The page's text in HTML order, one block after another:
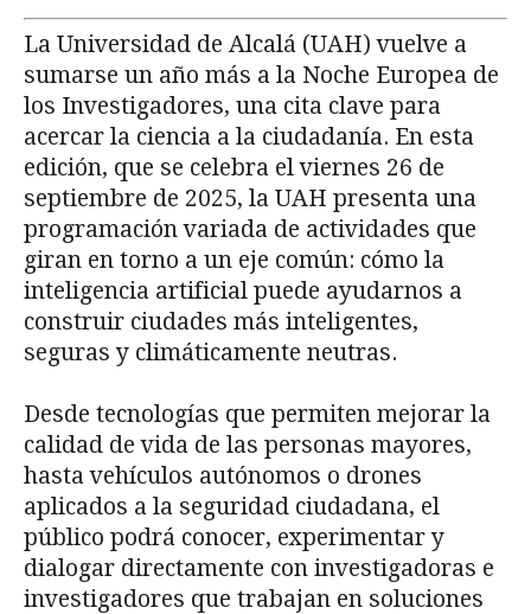
La Universidad de Alcalá (UAH) vuelve a
sumarse un año más a la Noche Europea de
los Investigadores, una cita clave para
acercar la ciencia a la ciudadanía. En esta
edición, que se celebra el viernes 26 de
septiembre de 2025, la UAH presenta una
programación variada de actividades que
giran en torno a un eje común: cómo la
inteligencia artificial puede ayudarnos a
construir ciudades más inteligentes,
seguras y climáticamente neutras.
Desde tecnologías que permiten mejorar la
calidad de vida de las personas mayores,
hasta vehículos autónomos o drones
aplicados a la seguridad ciudadana, el
público podrá conocer, experimentar y
dialogar directamente con investigadoras e
investigadores que trabajan en soluciones